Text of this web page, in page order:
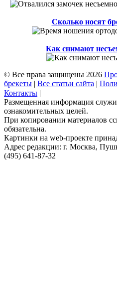
Сколько носят
Как снимают
© Все права защищены 2026
брекеты | Все статьи сайта |
Контакты |
Размещенная информация
ознакомительных целей.
При копировании материалов
обязательна.
Картинки на web-проекте
Адрес редакции: г. Москва,
(495) 641-87-32